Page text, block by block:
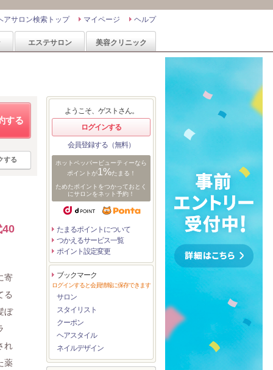
ヘルプ
マイページ
アサロン検索トップ
エステサロン 美容クリニック
する
する
寄
る
ぼ
れ
薬
ようこそ、ゲストさん。
ログインする
会員登録する（無料）
ホットペッパービューティーなら
ポイントが1%たまる！
ためたポイントをつかっておとく
にサロンをネット予約！
たまるポイントについて
つかえるサービス一覧
ポイント設定変更
ブックマーク
ログインすると会員情報に保存できます
サロン
スタイリスト
クーポン
ヘアスタイル
ネイルデザイン